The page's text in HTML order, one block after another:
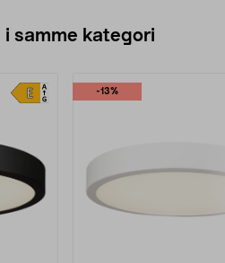
i samme kategori
-13%